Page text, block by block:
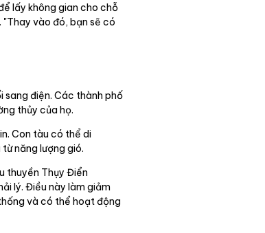
lấy không gian cho chỗ
"Thay vào đó, bạn sẽ có
điện. Các thành phố
thủy của họ.
Con tàu có thể di
năng lượng gió.
thuyền Thụy Điển
lý. Điều này làm giảm
và có thể hoạt động